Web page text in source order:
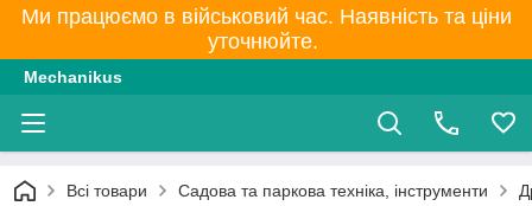
Ми працюємо в військовий час. Наявність та ціни
уточнюйте.
Mechanikus
Всі товари Садова та паркова техніка, інструменти